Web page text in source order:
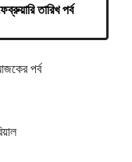
তারিখ পর্ব
পর্ব